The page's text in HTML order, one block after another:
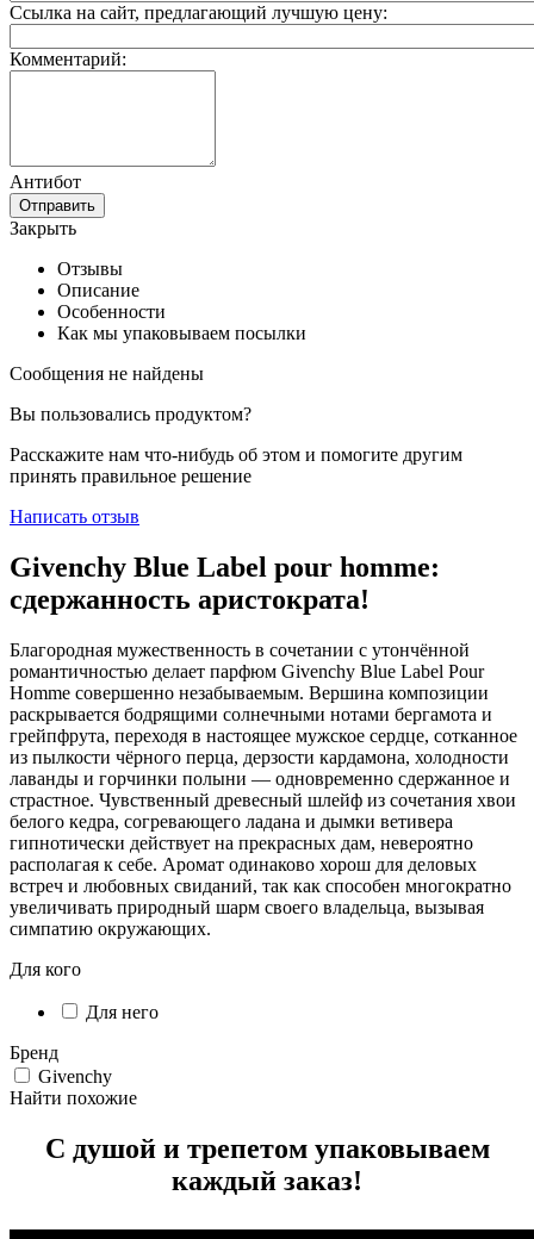
Ссылка на сайт, предлагающий лучшую цену:
Комментарий:
Антибот
Отправить
Закрыть
Отзывы
Описание
Особенности
Как мы упаковываем посылки
Сообщения не найдены
Вы пользовались продуктом?
Расскажите нам что-нибудь об этом и помогите другим
принять правильное решение
Написать отзыв
Givenchy Blue Label pour homme:
сдержанность аристократа!
Благородная мужественность в сочетании с утончённой
романтичностью делает парфюм Givenchy Blue Label Pour
Homme совершенно незабываемым. Вершина композиции
раскрывается бодрящими солнечными нотами бергамота и
грейпфрута, переходя в настоящее мужское сердце, сотканное
из пылкости чёрного перца, дерзости кардамона, холодности
лаванды и горчинки полыни — одновременно сдержанное и
страстное. Чувственный древесный шлейф из сочетания хвои
белого кедра, согревающего ладана и дымки ветивера
гипнотически действует на прекрасных дам, невероятно
располагая к себе. Аромат одинаково хорош для деловых
встреч и любовных свиданий, так как способен многократно
увеличивать природный шарм своего владельца, вызывая
симпатию окружающих.
Для кого
Для него
Бренд
Givenchy
Найти похожие
С душой и трепетом упаковываем
каждый заказ!